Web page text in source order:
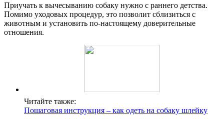
Приучать к вычесыванию собаку нужно с раннего детства.
Помимо уходовых процедур, это позволит сблизиться с
животным и установить по-настоящему доверительные
отношения.
Читайте также:
Пошаговая инструкция – как одеть на собаку шлейку